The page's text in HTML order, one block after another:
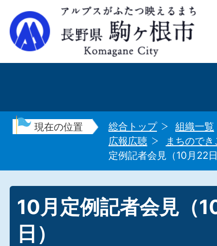
現在の位置 総合トップ
組織一覧
広報広聴
まちのでき
定例記者会見（10月22
10月定例記者会見（
日）